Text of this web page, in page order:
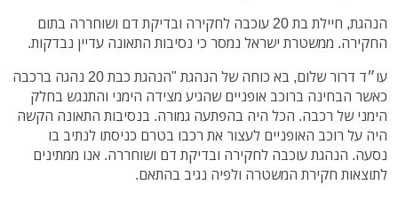
הנהגת, חיילת בת 20 עוכבה לחקירה ובדיקת דם ושוחררה בתום
החקירה. ממשטרת ישראל נמסר כי נסיבות התאונה עדיין נבדקות.
עו״ד דרור שלום, בא כוחה של הנהגת "הנהגת כבת 20 נהגה ברכבה
כאשר הבחינה ברוכב אופניים שהגיע מצידה הימני והתנגש בחלק
הימני של רכבה. הכל היה בהפתעה גמורה. בנסיבות התאונה הקשה
היה על רוכב האופניים לעצור את רכבו בטרם כניסתו לנתיב בו
נסעה. הנהגת עוכבה לחקירה ובדיקת דם ושוחררה. אנו ממתינים
לתוצאות חקירת המשטרה ולפיה נגיב בהתאם.